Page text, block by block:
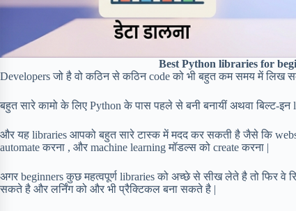
Best Python libraries for
Developers जो है वो कठिन से कठिन code को भी बहुत कम समय में लिख
बहुत सारे कामो के लिए Python के पास पहले से बनी बनायीं अथवा बिल्ट-इन
और यह libraries आपको बहुत सारे टास्क में मदद कर सकती है जैसे कि
automate करना , और machine learning मॉडल्स को create करना |
अगर beginners कुछ महत्वपूर्ण libraries को अच्छे से सीख लेते है तो फिर वे
सकते है और लर्निंग को और भी प्रैक्टिकल बना सकते है |